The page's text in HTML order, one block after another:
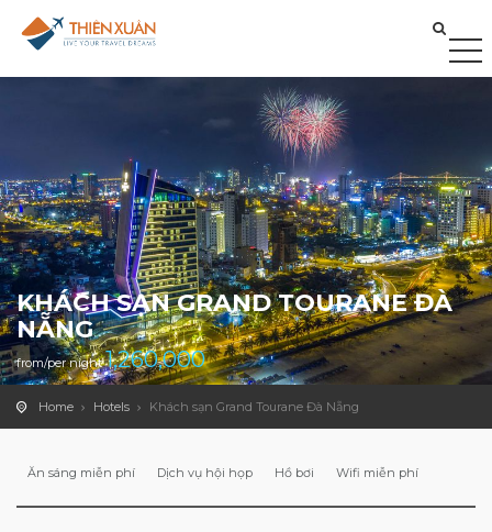
KHÁCH SẠN GRAND TOURANE ĐÀ
NẴNG
from/per night1,260,000
Home Hotels Khách sạn Grand Tourane Đà Nẵng
Ăn sáng miễn phí Dịch vụ hội họp Hồ bơi Wifi miễn phí